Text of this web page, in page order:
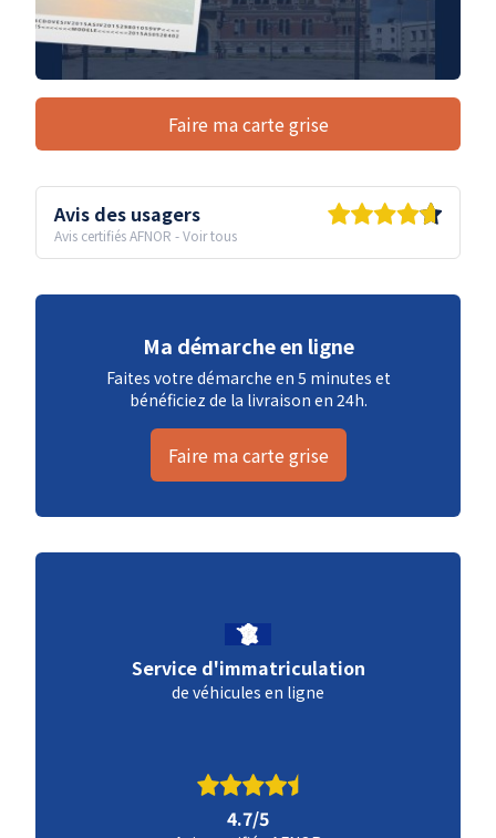
Faire ma carte grise
Avis des usagers
Avis certifiés AFNOR -Voir tous
Ma démarche en ligne
Faites votre démarche en 5 minutes et
bénéficiez de la livraison en 24h.
Faire ma carte grise
Service d'immatriculation
de véhicules en ligne
4.7/5